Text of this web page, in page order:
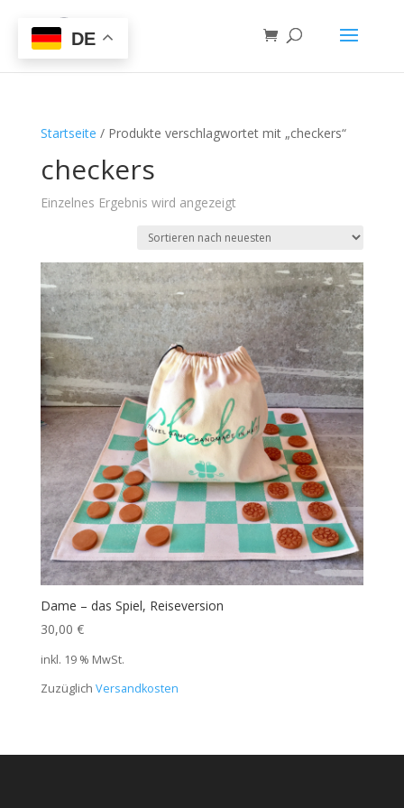
Startseite / Produkte verschlagwortet mit „checkers“
checkers
Einzelnes Ergebnis wird angezeigt
Dame – das Spiel, Reiseversion
30,00 €
inkl. 19 % MwSt.
Zuzüglich Versandkosten
DE